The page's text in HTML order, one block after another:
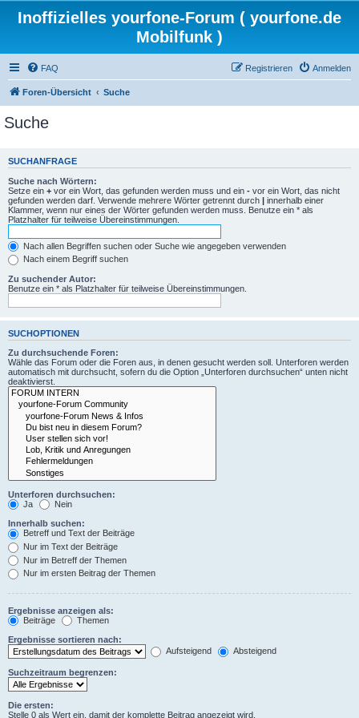
Inoffizielles yourfone-Forum ( yourfone.de
Mobilfunk )
FAQ Anmelden
Registrieren
Foren-Übersicht Suche
Suche
SUCHANFRAGE
Suche nach Wörtern:
Setze ein + vor ein Wort, das gefunden werden muss und ein - vor ein Wort, das nicht
gefunden werden darf. Verwende mehrere Wörter getrennt durch | innerhalb einer
Klammer, wenn nur eines der Wörter gefunden werden muss. Benutze ein * als
Platzhalter für teilweise Übereinstimmungen.
Nach allen Begriffen suchen oder Suche wie angegeben verwenden
Nach einem Begriff suchen
Zu suchender Autor:
Benutze ein * als Platzhalter für teilweise Übereinstimmungen.
SUCHOPTIONEN
Zu durchsuchende Foren:
Wähle das Forum oder die Foren aus, in denen gesucht werden soll. Unterforen werden
automatisch mit durchsucht, sofern du die Option „Unterforen durchsuchen“ unten nicht
deaktivierst.
Unterforen durchsuchen:
Ja
Nein
Innerhalb suchen:
Betreff und Text der Beiträge
Nur im Text der Beiträge
Nur im Betreff der Themen
Nur im ersten Beitrag der Themen
Ergebnisse anzeigen als:
Beiträge
Themen
Ergebnisse sortieren nach:
Aufsteigend
Absteigend
Suchzeitraum begrenzen:
Die ersten:
Stelle 0 als Wert ein, damit der komplette Beitrag angezeigt wird.